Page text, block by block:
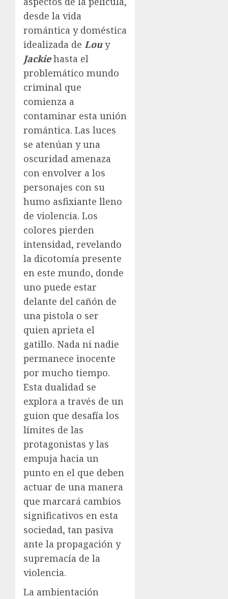
desde la vida
romántica y doméstica
idealizada de Louy
Jackiehasta el
problemático mundo
criminal que
comienza a
contaminar esta unión
romántica. Las luces
se atenúan y una
oscuridad amenaza
con envolver a los
personajes con su
humo asfixiante lleno
de violencia. Los
colores pierden
intensidad, revelando
la dicotomía presente
en este mundo, donde
uno puede estar
delante del cañón de
una pistola o ser
quien aprieta el
gatillo. Nada ni nadie
permanece inocente
por mucho tiempo.
Esta dualidad se
explora a través de un
guion que desafía los
límites de las
protagonistas y las
empuja hacia un
punto en el que deben
actuar de una manera
que marcará cambios
significativos en esta
sociedad, tan pasiva
ante la propagación y
supremacía de la
violencia.
La ambientación